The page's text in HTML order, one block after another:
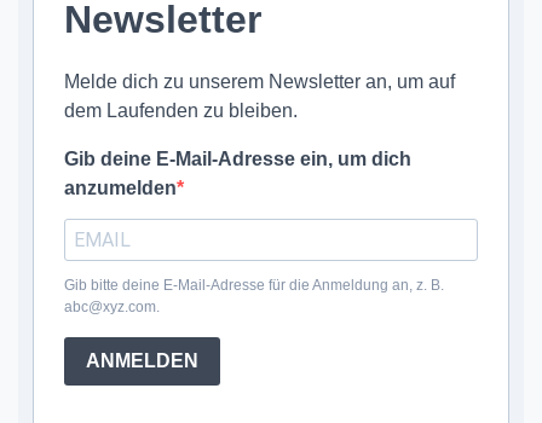
Newsletter
Melde dich zu unserem Newsletter an, um auf
dem Laufenden zu bleiben.
Gib deine E-Mail-Adresse ein, um dich
anzumelden
Gib bitte deine E-Mail-Adresse für die Anmeldung an, z. B.
abc@xyz.com.
ANMELDEN